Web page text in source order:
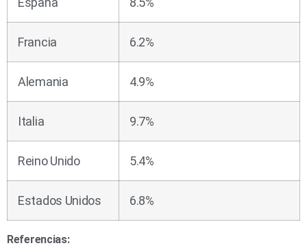
Francia 6.2%
Alemania 4.9%
Italia 9.7%
Reino Unido 5.4%
Estados Unidos 6.8%
Referencias: